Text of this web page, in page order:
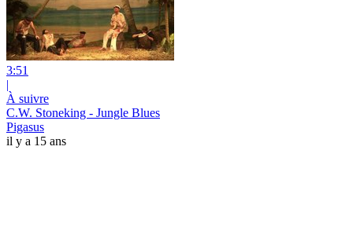
3:51
|
À suivre
C.W. Stoneking - Jungle Blues
Pigasus
il y a 15 ans